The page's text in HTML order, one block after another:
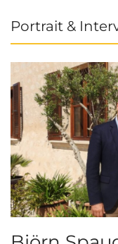
Portrait &